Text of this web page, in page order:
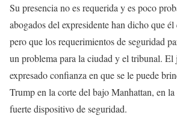
Su presencia no es requerida y es poco
abogados del expresidente han dicho que él
pero que los requerimientos de seguridad
un problema para la ciudad y el tribunal. El
expresado confianza en que se le puede
Trump en la corte del bajo Manhattan, en la
fuerte dispositivo de seguridad.